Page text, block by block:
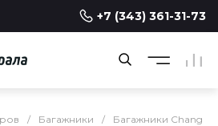
+7 (343) 361-31-73
/ Багажники / Багажники Changan